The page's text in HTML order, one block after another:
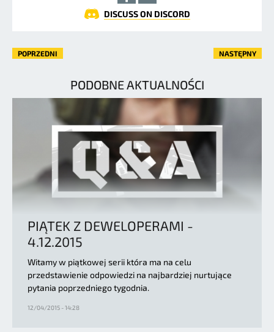
DISCUSS ON DISCORD
POPRZEDNI NASTĘPNY
PODOBNE AKTUALNOŚCI
PIĄTEK Z DEWELOPERAMI -
4.12.2015
Witamy w piątkowej serii która ma na celu
przedstawienie odpowiedzi na najbardziej nurtujące
pytania poprzedniego tygodnia.
12/04/2015 - 14:28